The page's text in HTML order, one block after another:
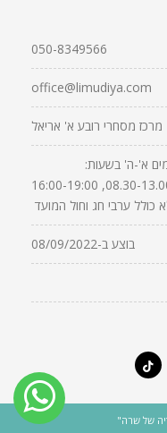
050-8349566
office@limudiya.com
מרכז מסחרי רובע א' אריאל
א'-ה' בשעות:
08.30-13.00, 16:00-
כולל ערבי חג וחול המועד
בוצע ב-08/09/2022
של שרה"